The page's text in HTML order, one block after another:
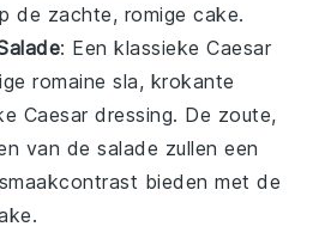
de zachte, romigecake.
: Een klassiekeCaesar
romaine sla, krokante
Caesar dressing. De zoute,
van de salade zullen een
bieden met de
.